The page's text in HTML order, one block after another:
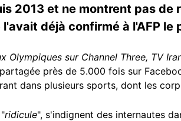
2013 et ne montrent pas de
l'avait déjà confirmé à l'AFP
Olympiques sur Channel Three, TV
partagée près de 5.000 fois sur
dans plusieurs sports, dont les
ridicule", s'indignent des internautes